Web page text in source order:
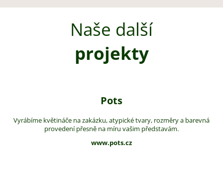
Naše další
projekty
Pots
Vyrábíme květináče na zakázku, atypické tvary, rozměry a barevná
provedení přesně na míru vašim představám.
www.pots.cz